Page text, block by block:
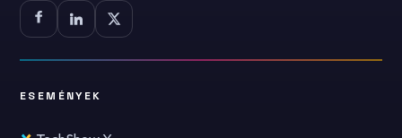
ESEMÉNYEK